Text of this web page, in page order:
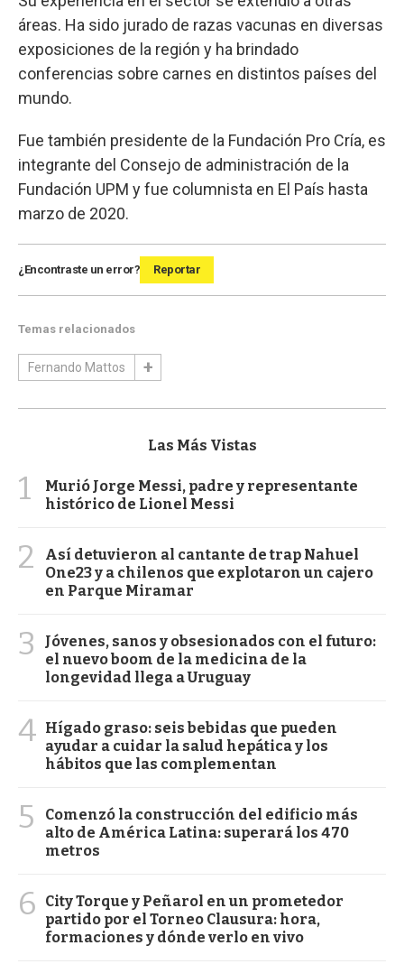
áreas. Ha sido jurado de razas vacunas en diversas
exposiciones de la región y ha brindado
conferencias sobre carnes en distintos países del
mundo.
Fue también presidente de la Fundación Pro Cría, es
integrante del Consejo de administración de la
Fundación UPM y fue columnista en El País hasta
marzo de 2020.
¿Encontraste un error? Reportar
Temas relacionados
Fernando Mattos
Las Más Vistas
1
Murió Jorge Messi, padre y representante
histórico de Lionel Messi
2
Así detuvieron al cantante de trap Nahuel
One23 y a chilenos que explotaron un cajero
en Parque Miramar
3
Jóvenes, sanos y obsesionados con el futuro:
el nuevo boom de la medicina de la
longevidad llega a Uruguay
4 Hígado graso: seis bebidas que pueden
ayudar a cuidar la salud hepática y los
hábitos que las complementan
5
Comenzó la construcción del edificio más
alto de América Latina: superará los 470
metros
6
City Torque y Peñarol en un prometedor
partido por el Torneo Clausura: hora,
formaciones y dónde verlo en vivo